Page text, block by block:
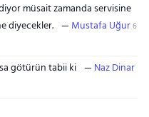
müsait zamanda servisine
diyecekler.
Mustafa Uğur6
götürün tabii ki Naz Dinar